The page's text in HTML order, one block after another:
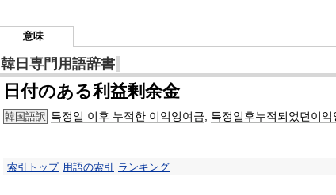
意味
韓日専門用語辞書
日付のある利益剰余金
韓国語訳 특정일 이후 누적한 이익잉여금 특정일후누적되었던이익
索引トップ 用語の索引 ランキング